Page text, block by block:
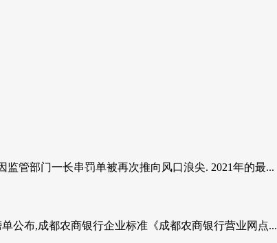
管部门一长串罚单被再次推向风口浪尖. 2021年的最...
公布,成都农商银行企业标准《成都农商银行营业网点...